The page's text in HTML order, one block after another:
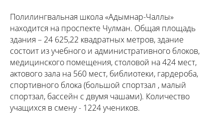
Полилингвальная школа «Адымнар-Чаллы»
находится на проспекте Чулман. Общая площадь
здания – 24 625,22 квадратных метров, здание
состоит из учебного и административного блоков,
медицинского помещения, столовой на 424 мест,
актового зала на 560 мест, библиотеки, гардероба,
спортивного блока (большой спортзал , малый
спортзал, бассейн с двумя чашами). Количество
учащихся в смену - 1224 учеников.